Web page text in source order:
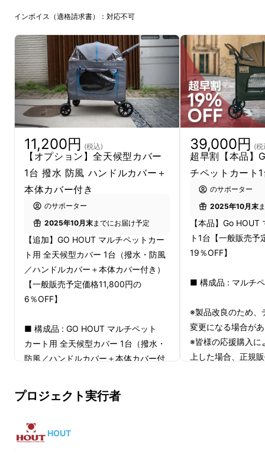
インボイス（適格請求書）：対応不可
11,200円 (税込)
【オプション】全天候型カバー
1台 撥水 防風 ハンドルカバー＋
本体カバー付き
のサポーター
2025年10月末までにお届け予定
【追加】GO HOUT マルチペットカー
ト用 全天候型カバー 1台（撥水・防風
／ハンドルカバー＋本体カバー付き）
【一般販売予定価格11,800円の
6％OFF】
■ 構成品 : GO HOUT マルチペット
カート用 全天候型カバー 1台（撥水・
防風／ハンドルカバー＋本体カバー付
※本リターンは、GO HOUT マルチペッ
追加オプションです。オプションのみ
39,000円 (税
超早割【本品】
チペットカート
のサポーター
2025年10月末
【本品】Go
ト1台【一般販売
19％OFF】
■ 構成品 : マルチ
※製品改良のため、
変更になる場合が
※皆様の応援購入に
上した場合、正規
プロジェクト実行者
HOUT